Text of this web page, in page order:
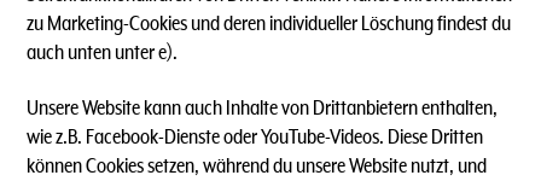
zu Marketing-Cookies und deren individueller Löschung findest du
auch unten unter e).
Unsere Website kann auch Inhalte von Drittanbietern enthalten,
wie z.B. Facebook-Dienste oder YouTube-Videos. Diese Dritten
können Cookies setzen, während du unsere Website nutzt, und